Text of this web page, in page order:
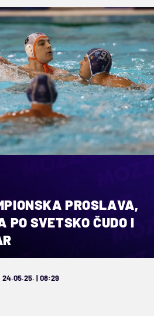
PROSLAVA,
SVETSKO ČUDO I
24.05.25. | 08:29